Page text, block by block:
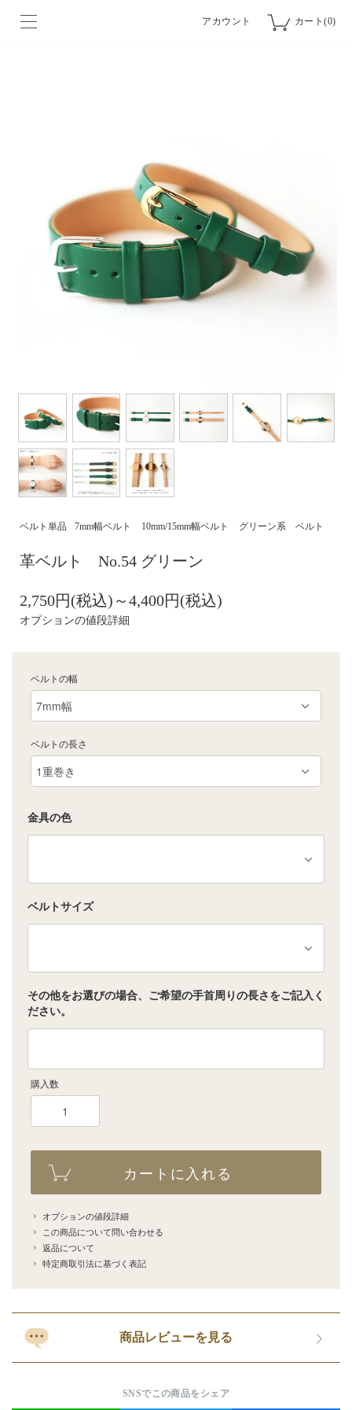
アカウント カート(0)
ベルト単品 7mm幅ベルト 10mm/15mm幅ベルト グリーン系 ベルト
革ベルト No.54 グリーン
2,750円(税込)～4,400円(税込)
オプションの値段詳細
ベルトの幅
ベルトの長さ
金具の色
ベルトサイズ
その他をお選びの場合、ご希望の手首周りの長さをご記入く
ださい。
購入数
カートに入れる
オプションの値段詳細
この商品について問い合わせる
返品について
特定商取引法に基づく表記
商品レビューを見る
SNSでこの商品をシェア